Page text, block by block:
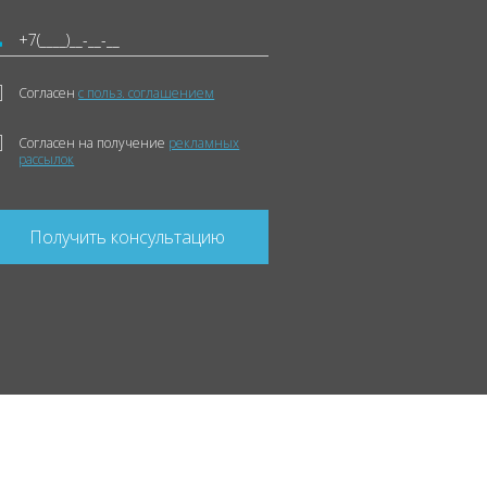
Согласенс польз. соглашением
Согласен на получение рекламных
рассылок
Получить консультацию